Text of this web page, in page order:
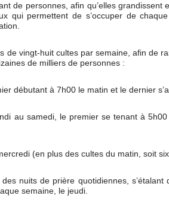
de personnes, afin qu’elles
qui permettent de s’occuper de
de vingt-huit cultes par semaine, afin de
de milliers de personnes :
débutant à 7h00 le matin et le dernier
au samedi, le premier se tenant à
(en plus des cultes du matin, soit
nuits de prière quotidiennes,
semaine, le jeudi.